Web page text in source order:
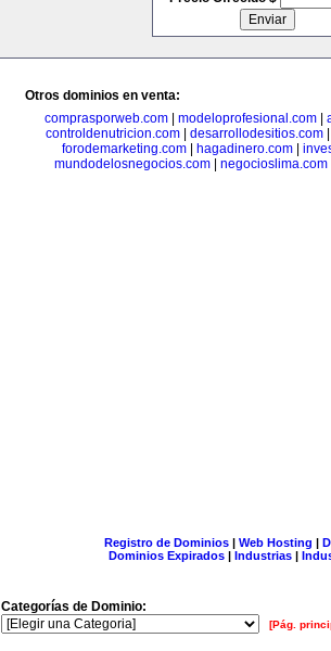
Otros dominios en venta:
comprasporweb.com| modeloprofesional.com|
controldenutricion.com
desarrollodesitios.com
forodemarketing.com| hagadinero.com|
mundodelosnegocios.com| negocioslima.com
Registro de Dominios| Web Hosting |
Dominios Expirados | Industrias |
Categorías de Dominio:
[Pág.